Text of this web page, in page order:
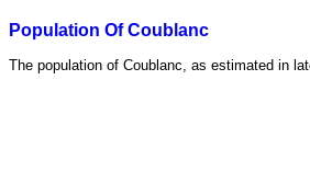
Population Of Coublanc
The population of Coublanc, as estimated in